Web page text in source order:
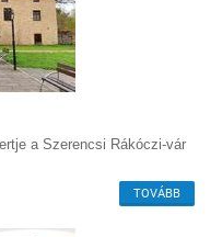
a Szerencsi Rákóczi-vár
TOVÁBB